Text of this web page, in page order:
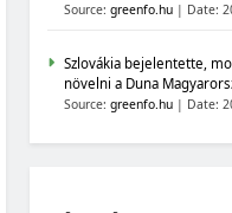
Source:greenfo.hu Date:
Szlovákia bejelentette,
növelni a Duna
Source:greenfo.hu Date: